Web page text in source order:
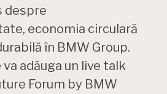
despre
economia circulară
în BMW Group.
adăuga un live talk
Forum by BMW